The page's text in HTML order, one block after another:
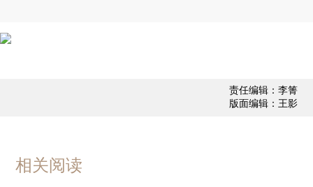
责任编辑：李箐
版面编辑：王影
相关阅读